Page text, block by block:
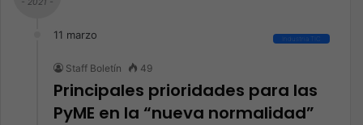
11 marzo Industria TIC
Staff Boletín 49
Principales prioridades para las
PyME en la “nueva normalidad”